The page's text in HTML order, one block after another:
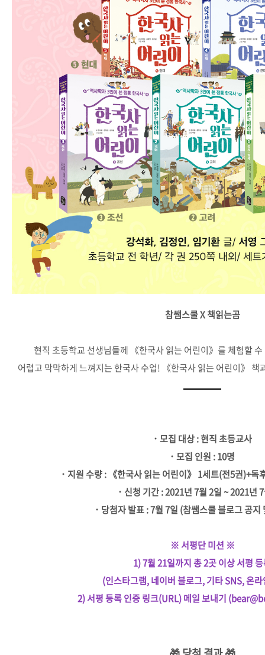
참쌤스쿨 X 책읽는곰
현직 초등학교 선생님들께 《한국사 읽는 어린이》를 체험할
어렵고 막막하게 느껴지는 한국사 수업! 《한국사 읽는 어린이》 책
･ 모집 대상 : 현직 초등교사
･ 모집 인원 : 10명
･ 지원 수량 : 《한국사 읽는 어린이》 1세트(전5권)+독
･ 신청 기간 : 2021년 7월 2일 ~ 2021년
･ 당첨자 발표 : 7월 7일 (참쌤스쿨 블로그 공지
※ 서평단 미션 ※
1) 7월 21일까지 총 2곳 이상 서평
(인스타그램, 네이버 블로그, 기타 SNS, 온
2) 서평 등록 인증 링크(URL) 메일 보내기